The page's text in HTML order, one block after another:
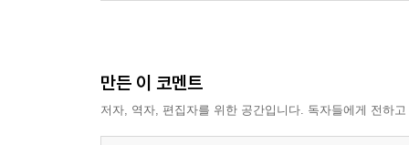
만든 이 코멘트
저자, 역자, 편집자를 위한 공간입니다. 독자들에게 전하